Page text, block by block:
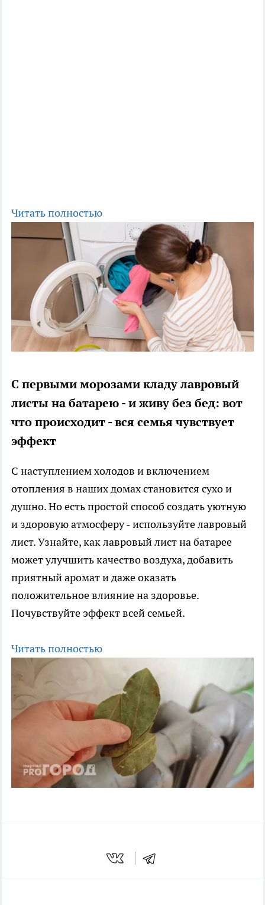
Читать полностью
С первыми морозами кладу лавровый
листы на батарею - и живу без бед: вот
что происходит - вся семья чувствует
эффект
С наступлением холодов и включением
отопления в наших домах становится сухо и
душно. Но есть простой способ создать уютную
и здоровую атмосферу - используйте лавровый
лист. Узнайте, как лавровый лист на батарее
может улучшить качество воздуха, добавить
приятный аромат и даже оказать
положительное влияние на здоровье.
Почувствуйте эффект всей семьей.
Читать полностью